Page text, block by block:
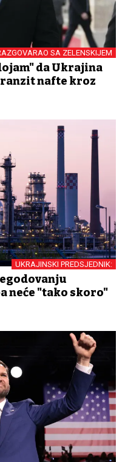
SA ZELENSKIJEM
da Ukrajina
nafte kroz
UKRAJINSKI PREDSJEDNIK:
neće "tako skoro"